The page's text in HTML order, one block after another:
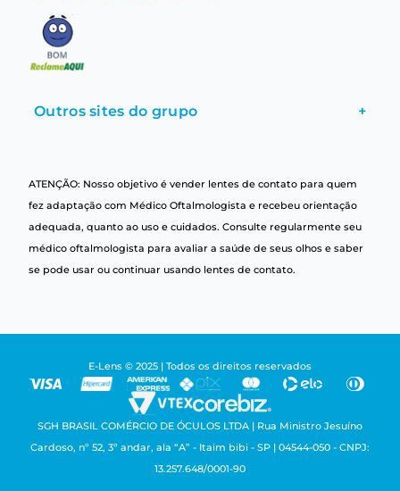
Outros sites do grupo +
ATENÇÃO: Nosso objetivo é vender lentes de contato para quem
fez adaptação com Médico Oftalmologista e recebeu orientação
adequada, quanto ao uso e cuidados. Consulte regularmente seu
médico oftalmologista para avaliar a saúde de seus olhos e saber
se pode usar ou continuar usando lentes de contato.
E-Lens © 2025 | Todos os direitos reservados
SGH BRASIL COMÉRCIO DE ÓCULOS LTDA | Rua Ministro Jesuíno
Cardoso, nº 52, 3º andar, ala “A” - Itaim bibi - SP | 04544-050 - CNPJ:
13.257.648/0001-90